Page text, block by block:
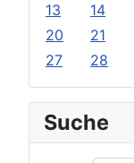
13
14
20
21
27
28
Suche